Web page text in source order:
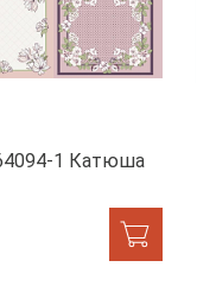
1 Катюша